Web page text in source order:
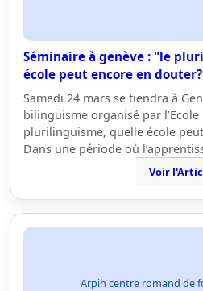
Séminaire à genève : "le
école peut encore en
Samedi 24 mars se tiendra à
bilinguisme organisé par l’Ecole
plurilinguisme, quelle école
Dans une période où
Voir
Arpih centre romand de